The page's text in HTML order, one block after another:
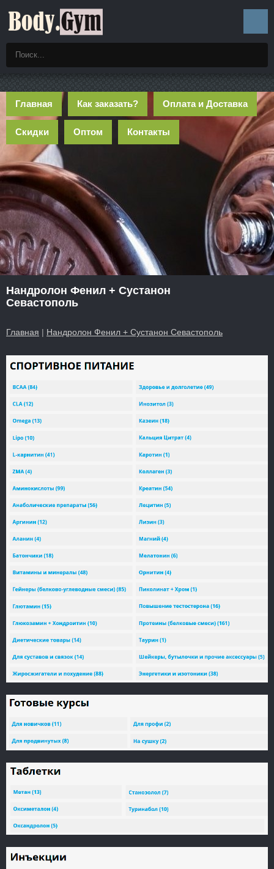
Главная Как заказать? Оплата и Доставка
Скидки Оптом Контакты
Нандролон Фенил + Сустанон
Севастополь
Главная | Нандролон Фенил + Сустанон Севастополь